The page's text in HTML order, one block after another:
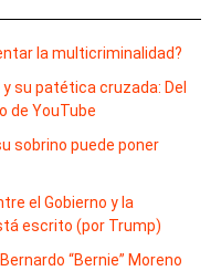
la multicriminalidad?
su patética cruzada: Del
de YouTube
sobrino puede poner
el Gobierno y la
escrito (por Trump)
“Bernie” Moreno